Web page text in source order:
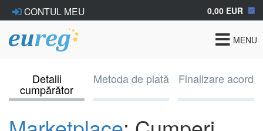
CONTUL MEU 0,00 EUR
Toggle
MENU
Detalii
cumpărător
Metoda de plată Finalizare acord